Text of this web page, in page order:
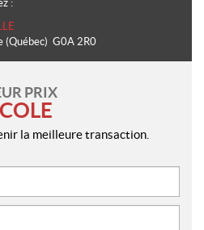
:
(Québec) G0A 2R0
PRIX
la meilleure transaction.